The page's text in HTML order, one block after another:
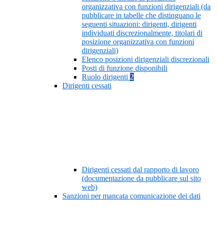
organizzativa con funzioni dirigenziali (da
pubblicare in tabelle che distinguano le
seguenti situazioni: dirigenti, dirigenti
individuati discrezionalmente, titolari di
posizione organizzativa con funzioni
dirigenziali)
Elenco posizioni dirigenziali discrezionali
Posti di funzione disponibili
Ruolo dirigenti 2
Dirigenti cessati
Dirigenti cessati dal rapporto di lavoro
(documentazione da pubblicare sul sito
web)
Sanzioni per mancata comunicazione dei dati